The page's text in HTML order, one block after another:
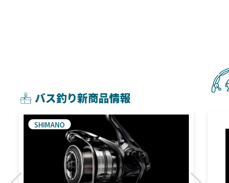
バス釣り新商品情報
SHIMANO